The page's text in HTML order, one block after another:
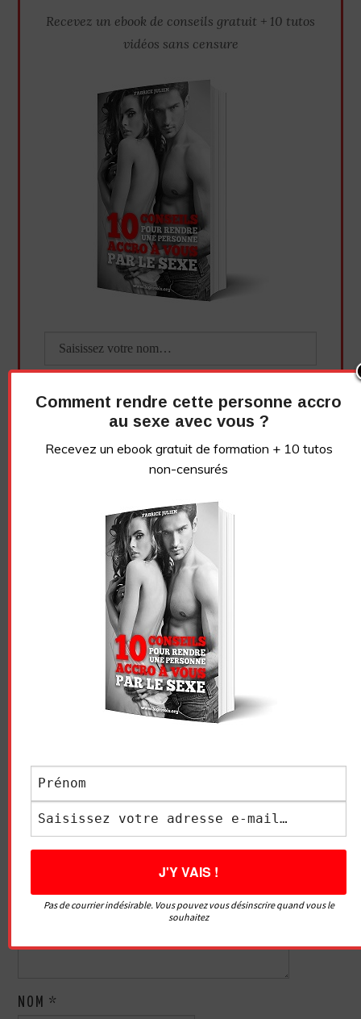
Recevez un ebook de conseils gratuit + 10 tutos
vidéos sans censure
Essayez. Vous pouvez vous désinscrire à tout moment.
Vidéo sans article
LE GRIVOIS
COMMENT FAIRE
L’AMOUR SOUS LA DOUCHE
TOP DES 10 PIRES FAILS AU
LAISSER UN COMMENTAIRE
Votre adresse e-mail ne sera pas publiée. Les champs
obligatoires sont indiqués avec*
NOM*
Comment rendre cette personne accro
au sexe avec vous ?
Recevez un ebook gratuit de formation + 10 tutos
non-censurés
Pas de courrier indésirable. Vous pouvez vous désinscrire quand vous le
souhaitez